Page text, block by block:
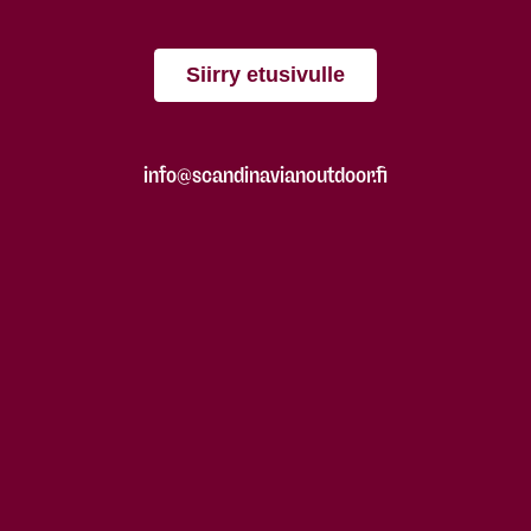
Siirry etusivulle
info@scandinavianoutdoor.fi